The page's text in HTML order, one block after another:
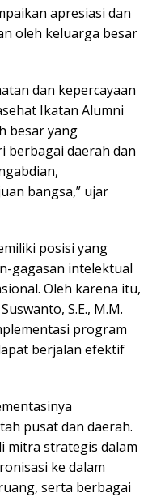
apresiasi dan
oleh keluarga besar
dan kepercayaan
Ikatan Alumni
besar yang
berbagai daerah dan
bangsa,” ujar
posisi yang
gagasan intelektual
Oleh karena itu,
S.E., M.M.
program
berjalan efektif
pusat dan daerah.
mitra strategis dalam
ke dalam
serta berbagai